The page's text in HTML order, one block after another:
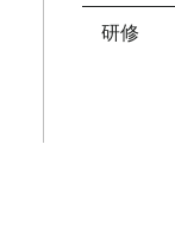
研修